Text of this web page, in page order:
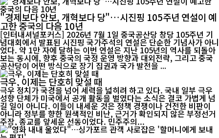
"경제보다 안보, 개혁보다 당"…시진핑 105주년 연설이 예
고한 중국의 다음 10년
[인터내셔널포커스] 2026년 7월 1일 중국공산당 창당 105주년 기
념대회에서 발표된 시진핑 국가주석의 연설은 단순한 기념사가 아니
었다. 약 1만 자에 달하는 이번 연설은 지난 105년의 역사를 되돌아
보는 동시에, 향후 중국의 국정 운영 방향과 대외전략, 그리고 중국
공산당이 어떤 방식으로 장기 집권과 국가 발전을 ...
극우, 이제는 단호히 맞설 때
극우 정치가 국경을 넘어 세력을 넓히려 하고 있다. 국내 일부 극우
성향 단체가 미국에서 공개 활동을 벌였다는 소식은 결코 가볍게 넘
길 일이 아니다. 이들이 내세운 것은 정책 경쟁이나 건전한 비판이
아니라 정부를 향한 원색적인 비난, 근거가 확인되지 않은 부정선거
주장, 종교를 앞세운 선동이었다. 민주주의...